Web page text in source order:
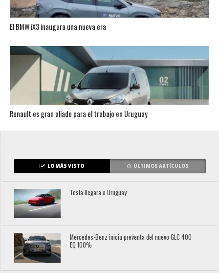
El BMW iX3 inaugura una nueva era
Renault es gran aliado para el trabajo en Uruguay
LO MÁS VISTO ÚLTIMOS ARTÍCULOS
Tesla llegará a Uruguay
Mercedes-Benz inicia preventa del nuevo GLC 400
EQ 100%